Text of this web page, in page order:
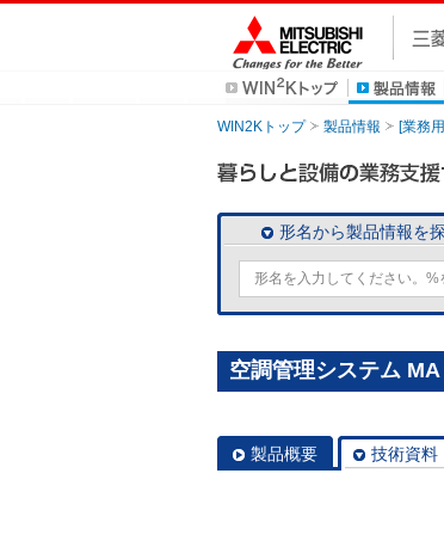
WIN2Kトップ 製品情報 [業務
形名から製品情報を
空調管理システム
製品概要 技術資料